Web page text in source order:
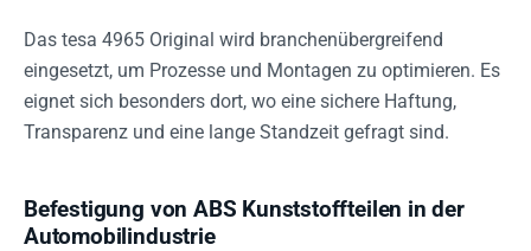
Das tesa 4965 Original wird branchenübergreifend
eingesetzt, um Prozesse und Montagen zu optimieren. Es
eignet sich besonders dort, wo eine sichere Haftung,
Transparenz und eine lange Standzeit gefragt sind.
Befestigung von ABS Kunststoffteilen in der
Automobilindustrie